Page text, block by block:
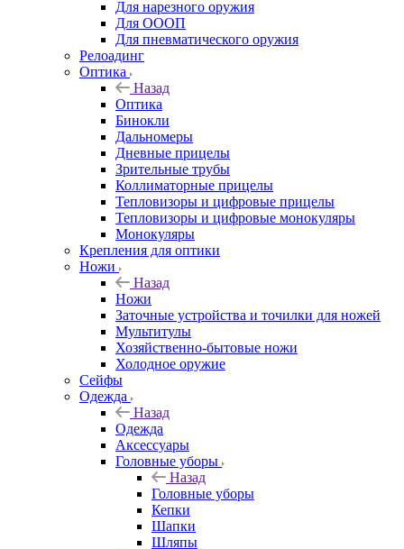
Для нарезного оружия
Для ОООП
Для пневматического оружия
Релоадинг
Оптика
Назад
Оптика
Бинокли
Дальномеры
Дневные прицелы
Зрительные трубы
Коллиматорные прицелы
Тепловизоры и цифровые прицелы
Тепловизоры и цифровые монокуляры
Монокуляры
Крепления для оптики
Ножи
Назад
Ножи
Заточные устройства и точилки для ножей
Мультитулы
Хозяйственно-бытовые ножи
Холодное оружие
Сейфы
Одежда
Назад
Одежда
Аксессуары
Головные уборы
Назад
Головные уборы
Кепки
Шапки
Шляпы